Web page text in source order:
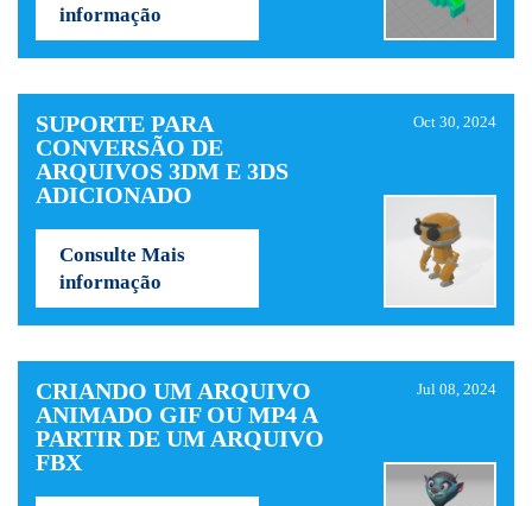
informação
SUPORTE PARA
CONVERSÃO DE
ARQUIVOS 3DM E 3DS
ADICIONADO
Oct 30, 2024
Consulte Mais
informação
CRIANDO UM ARQUIVO
ANIMADO GIF OU MP4 A
PARTIR DE UM ARQUIVO
FBX
Jul 08, 2024